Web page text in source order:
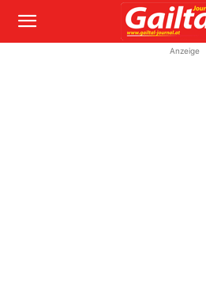
Anzeige